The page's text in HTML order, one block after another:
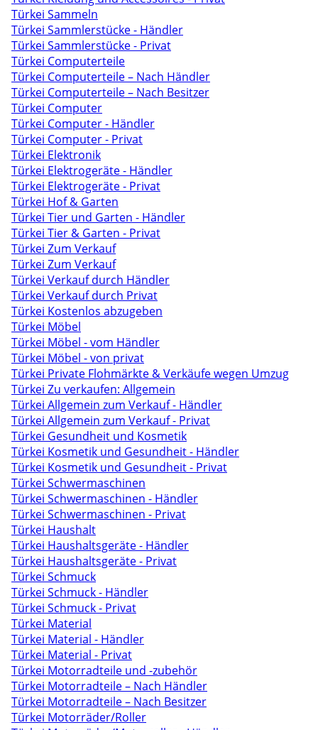
Türkei Sammeln
Türkei Sammlerstücke - Händler
Türkei Sammlerstücke - Privat
Türkei Computerteile
Türkei Computerteile – Nach Händler
Türkei Computerteile – Nach Besitzer
Türkei Computer
Türkei Computer - Händler
Türkei Computer - Privat
Türkei Elektronik
Türkei Elektrogeräte - Händler
Türkei Elektrogeräte - Privat
Türkei Hof & Garten
Türkei Tier und Garten - Händler
Türkei Tier & Garten - Privat
Türkei Zum Verkauf
Türkei Zum Verkauf
Türkei Verkauf durch Händler
Türkei Verkauf durch Privat
Türkei Kostenlos abzugeben
Türkei Möbel
Türkei Möbel - vom Händler
Türkei Möbel - von privat
Türkei Private Flohmärkte & Verkäufe wegen Umzug
Türkei Zu verkaufen: Allgemein
Türkei Allgemein zum Verkauf - Händler
Türkei Allgemein zum Verkauf - Privat
Türkei Gesundheit und Kosmetik
Türkei Kosmetik und Gesundheit - Händler
Türkei Kosmetik und Gesundheit - Privat
Türkei Schwermaschinen
Türkei Schwermaschinen - Händler
Türkei Schwermaschinen - Privat
Türkei Haushalt
Türkei Haushaltsgeräte - Händler
Türkei Haushaltsgeräte - Privat
Türkei Schmuck
Türkei Schmuck - Händler
Türkei Schmuck - Privat
Türkei Material
Türkei Material - Händler
Türkei Material - Privat
Türkei Motorradteile und -zubehör
Türkei Motorradteile – Nach Händler
Türkei Motorradteile – Nach Besitzer
Türkei Motorräder/Roller